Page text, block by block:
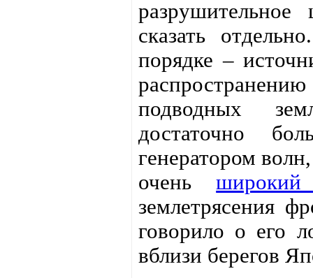
сказать
порядке –
подводных
достаточно
генератором
очень
землетрясения
говорило о его
вблизи берегов